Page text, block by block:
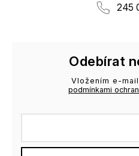
245
Odebírat
Vložením e-
podmínkami